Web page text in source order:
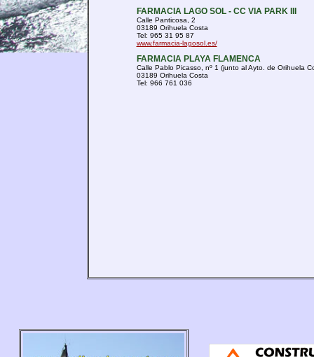
FARMACIA LAGO SOL - CC VIA PARK III
Calle Panticosa, 2
03189 Orihuela Costa
Tel: 965 31 95 87
www.farmacia-lagosol.es/
FARMACIA PLAYA FLAMENCA
Calle Pablo Picasso, nº 1 (junto al Ayto. de Orihuela
03189 Orihuela Costa
Tel: 966 761 036